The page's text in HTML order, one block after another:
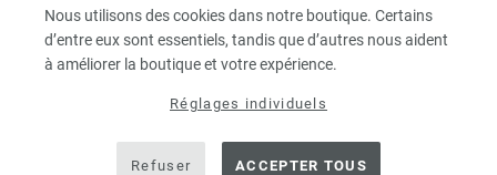
Nous utilisons des cookies dans notre boutique. Certains
d’entre eux sont essentiels, tandis que d’autres nous aident
à améliorer la boutique et votre expérience.
Réglages individuels
Refuser ACCEPTER TOUS
QUANTITÉ
DANS LE PANIER